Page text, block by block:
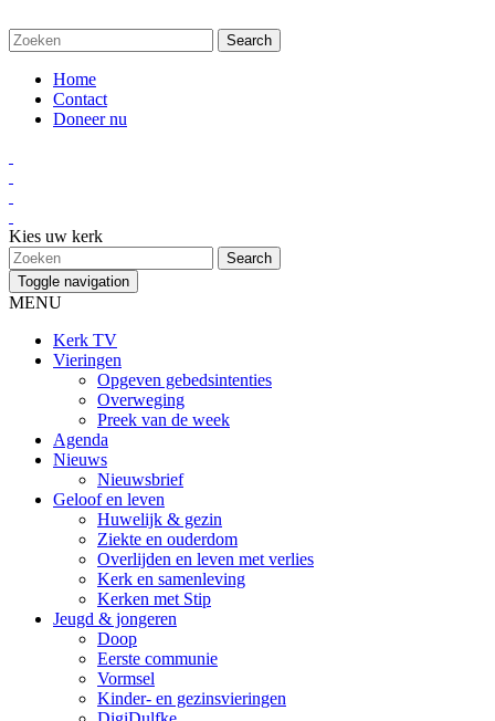
Home
Contact
Doneer nu
Kies uw kerk
Toggle navigation
MENU
Kerk TV
Vieringen
Opgeven gebedsintenties
Overweging
Preek van de week
Agenda
Nieuws
Nieuwsbrief
Geloof en leven
Huwelijk & gezin
Ziekte en ouderdom
Overlijden en leven met verlies
Kerk en samenleving
Kerken met Stip
Jeugd & jongeren
Doop
Eerste communie
Vormsel
Kinder- en gezinsvieringen